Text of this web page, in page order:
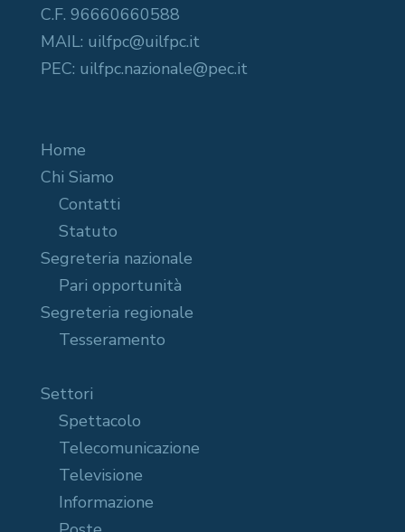
C.F. 96660660588
MAIL: uilfpc@uilfpc.it
PEC: uilfpc.nazionale@pec.it
Home
Chi Siamo
Contatti
Statuto
Segreteria nazionale
Pari opportunità
Segreteria regionale
Tesseramento
Settori
Spettacolo
Telecomunicazione
Televisione
Informazione